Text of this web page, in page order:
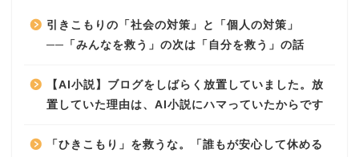
引きこもりの「社会の対策」と「個人の対策」
──「みんなを救う」の次は「自分を救う」の話
【AI小説】ブログをしばらく放置していました。放
置していた理由は、AI小説にハマっていたからです
「ひきこもり」を救うな。「誰もが安心して休める